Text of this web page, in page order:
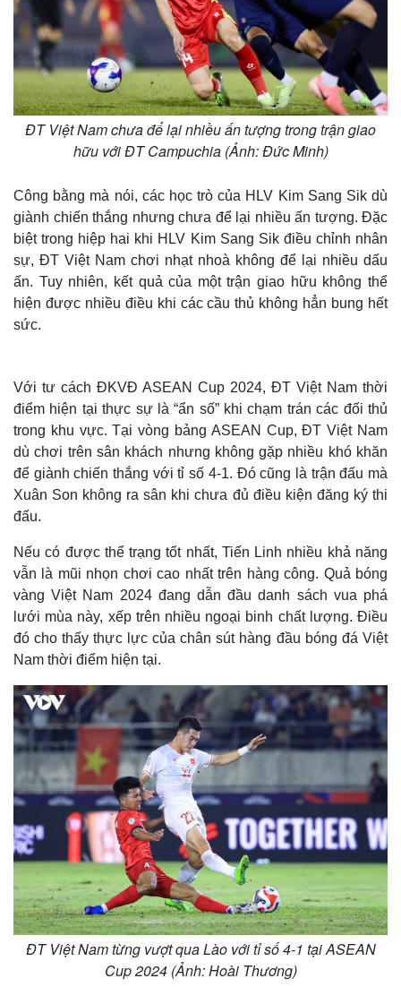
Thế giới
Quan sát
Cuộc sống đó đây
Hồ sơ
Multimedia
Video
Ảnh
E-Magazine
Infographic
ĐT Việt Nam chưa để lại nhiều ấn tượng trong trận giao
hữu với ĐT Campuchia (Ảnh: Đức Minh)
Công bằng mà nói, các học trò của HLV Kim Sang Sik dù
giành chiến thắng nhưng chưa để lại nhiều ấn tượng. Đặc
biệt trong hiệp hai khi HLV Kim Sang Sik điều chỉnh nhân
sự, ĐT Việt Nam chơi nhạt nhoà không để lại nhiều dấu
ấn. Tuy nhiên, kết quả của một trận giao hữu không thể
hiện được nhiều điều khi các cầu thủ không hẳn bung hết
sức.
Với tư cách ĐKVĐ ASEAN Cup 2024, ĐT Việt Nam thời
điểm hiện tại thực sự là “ẩn số” khi chạm trán các đối thủ
trong khu vực. Tại vòng bảng ASEAN Cup, ĐT Việt Nam
dù chơi trên sân khách nhưng không gặp nhiều khó khăn
để giành chiến thắng với tỉ số 4-1. Đó cũng là trận đấu mà
Xuân Son không ra sân khi chưa đủ điều kiện đăng ký thi
đấu.
Nếu có được thể trạng tốt nhất, Tiến Linh nhiều khả năng
vẫn là mũi nhọn chơi cao nhất trên hàng công. Quả bóng
vàng Việt Nam 2024 đang dẫn đầu danh sách vua phá
lưới mùa này, xếp trên nhiều ngoại binh chất lượng. Điều
đó cho thấy thực lực của chân sút hàng đầu bóng đá Việt
Nam thời điểm hiện tại.
ĐT Việt Nam từng vượt qua Lào với tỉ số 4-1 tại ASEAN
Cup 2024 (Ảnh: Hoài Thương)